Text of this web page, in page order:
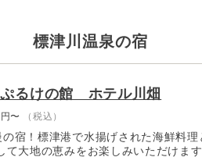
標津川温泉の宿
るけの館 ホテル川畑
円〜 （税込）
宿！標津港で水揚げされた海鮮料
大地の恵みをお楽しみいただけます